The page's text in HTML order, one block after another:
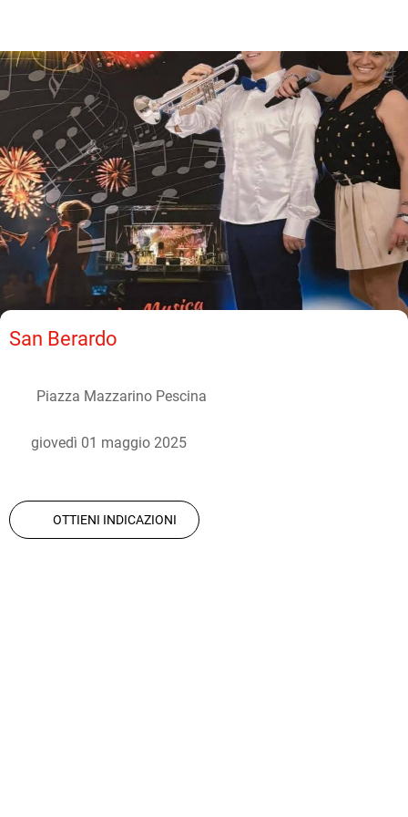
San Berardo
Piazza Mazzarino Pescina
giovedì 01 maggio 2025
OTTIENI INDICAZIONI